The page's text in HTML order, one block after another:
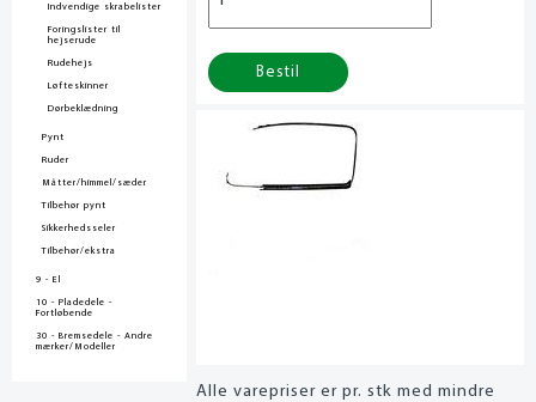
Indvendige skrabelister
Foringslister til
hejserude
Rudehejs
Løfteskinner
Dørbeklædning
Pynt
Ruder
Måtter/himmel/sæder
Tilbehør pynt
Sikkerhedsseler
Tilbehør/ekstra
9 - El
10 - Pladedele -
Fortløbende
30 - Bremsedele - Andre
mærker/Modeller
Bestil
Alle varepriser er pr. stk med mindre